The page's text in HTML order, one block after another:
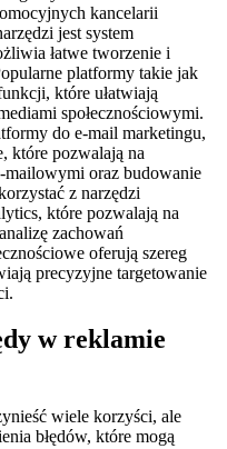
kancelarii
jest system
łatwe tworzenie i
platformy takie jak
które ułatwiają
społecznościowymi.
do e-mail marketingu,
które pozwalają na
mailowymi oraz budowanie
z narzędzi
które pozwalają na
zachowań
oferują szereg
precyzyjne targetowanie
w reklamie
wiele korzyści, ale
błędów, które mogą